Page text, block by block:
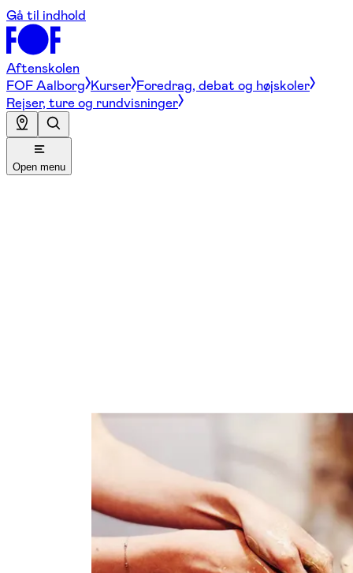
Gå til indhold
Aftenskolen
FOF Aalborg Kurser Foredrag, debat og højskoler
Rejser, ture og rundvisninger
Open menu